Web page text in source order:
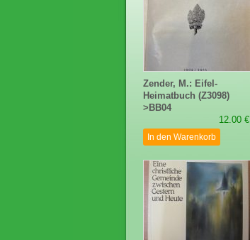
Zender, M.: Eifel-
Heimatbuch (Z3098)
>BB04
12.00 €
In den Warenkorb